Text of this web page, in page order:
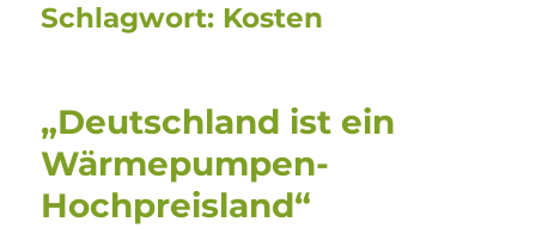
Schlagwort: Kosten
„Deutschland ist ein
Wärmepumpen-
Hochpreisland“